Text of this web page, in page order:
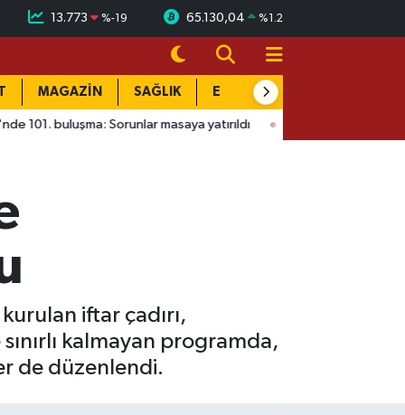
13.773 %-19 65.130,04 %1.2
MAGAZİN SAĞLIK EĞİTİM
Sorunlar masaya yatırıldı 15:41Ağustos Fuarı'nda
iftar çadırı,
kalmayan programda,
de düzenlendi.